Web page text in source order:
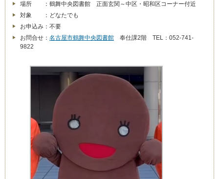
場所 ：鶴舞中央図書館 正面玄関～中区・昭和区コーナー付近
対象 ：どなたでも
お申込み：不要
お問合せ： 名古屋市鶴舞中央図書館 奉仕課2階 TEL：052-741-
9822